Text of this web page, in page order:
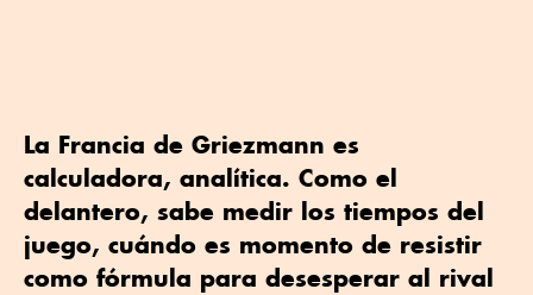
La Francia de Griezmann es
calculadora, analítica. Como el
delantero, sabe medir los tiempos del
juego, cuándo es momento de resistir
como fórmula para desesperar al rival